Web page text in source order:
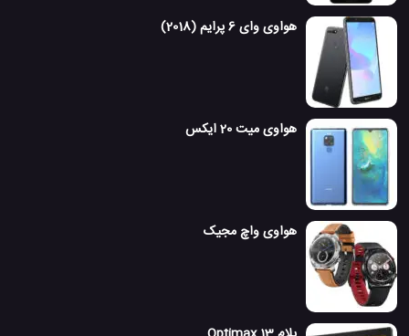
هواوی وای 6 پرایم (2018)
هواوی میت 20 ایکس
هواوی واچ مجیک